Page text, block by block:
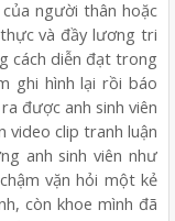
người thân hoặc
và đầy lương tri
cách diễn đạt trong
ghi hình lại rồi báo
được anh sinh viên
video clip tranh luận
anh sinh viên như
vặn hỏi một kẻ
còn khoe mình đã